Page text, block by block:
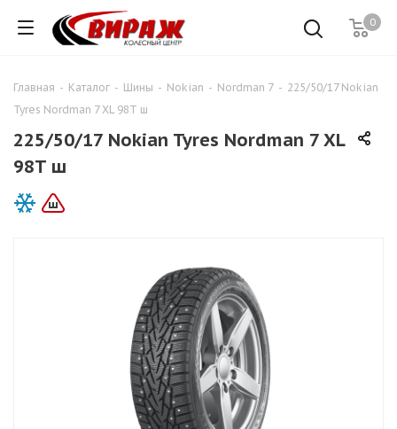
0
Главная - Каталог - Шины - Nokian - Nordman 7 - 225/50/17 Nokian
Tyres Nordman 7 XL 98T ш
225/50/17 Nokian Tyres Nordman 7 XL
98T ш